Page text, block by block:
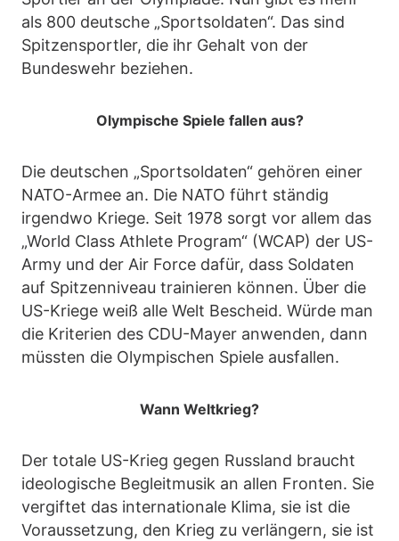
als 800 deutsche „Sportsoldaten“. Das sind
Spitzensportler, die ihr Gehalt von der
Bundeswehr beziehen.
Olympische Spiele fallen aus?
Die deutschen „Sportsoldaten“ gehören einer
NATO-Armee an. Die NATO führt ständig
irgendwo Kriege. Seit 1978 sorgt vor allem das
„World Class Athlete Program“ (WCAP) der US-
Army und der Air Force dafür, dass Soldaten
auf Spitzenniveau trainieren können. Über die
US-Kriege weiß alle Welt Bescheid. Würde man
die Kriterien des CDU-Mayer anwenden, dann
müssten die Olympischen Spiele ausfallen.
Wann Weltkrieg?
Der totale US-Krieg gegen Russland braucht
ideologische Begleitmusik an allen Fronten. Sie
vergiftet das internationale Klima, sie ist die
Voraussetzung, den Krieg zu verlängern, sie ist